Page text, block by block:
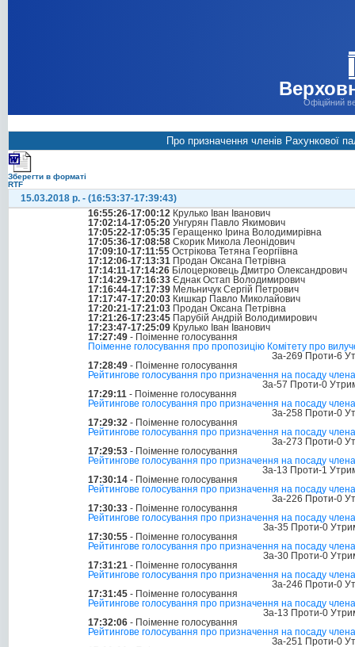
Офіційний
Про призначення членів Рахункової
Зберегти в форматі
RTF
15.03.2018 р. - (16:53:37-17:39:43)
16:55:26-17:00:12 Крулько Іван Іванович
17:02:14-17:05:20 Унгурян Павло Якимович
17:05:22-17:05:35 Геращенко Ірина Володимирівна
17:05:36-17:08:58 Скорик Микола Леонідович
17:09:10-17:11:55 Острікова Тетяна Георгіївна
17:12:06-17:13:31 Продан Оксана Петрівна
17:14:11-17:14:26 Білоцерковець Дмитро Олександрович
17:14:29-17:16:33 Єднак Остап Володимирович
17:16:44-17:17:39 Мельничук Сергій Петрович
17:17:47-17:20:03 Кишкар Павло Миколайович
17:20:21-17:21:03 Продан Оксана Петрівна
17:21:26-17:23:45 Парубій Андрій Володимирович
17:23:47-17:25:09 Крулько Іван Іванович
17:27:49 - Поіменне голосування
Поіменне голосування про пропозицію Комітету про
За-269 Проти-6
17:28:49 - Поіменне голосування
Рейтингове голосування про призначення на посаду
За-57 Проти-0
17:29:11 - Поіменне голосування
Рейтингове голосування про призначення на посаду
За-258 Проти-0
17:29:32 - Поіменне голосування
Рейтингове голосування про призначення на посаду
За-273 Проти-0
17:29:53 - Поіменне голосування
Рейтингове голосування про призначення на посаду
За-13 Проти-1
17:30:14 - Поіменне голосування
Рейтингове голосування про призначення на посаду
За-226 Проти-0
17:30:33 - Поіменне голосування
Рейтингове голосування про призначення на посаду
За-35 Проти-0
17:30:55 - Поіменне голосування
Рейтингове голосування про призначення на посаду
За-30 Проти-0
17:31:21 - Поіменне голосування
Рейтингове голосування про призначення на посаду
За-246 Проти-0
17:31:45 - Поіменне голосування
Рейтингове голосування про призначення на посаду
За-13 Проти-0
17:32:06 - Поіменне голосування
Рейтингове голосування про призначення на посаду
За-251 Проти-0